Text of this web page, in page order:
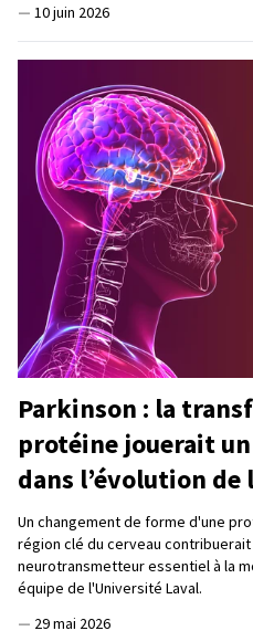
— 10 juin 2026
Parkinson : la
protéine jouerait
dans l’évolution de
Un changement de forme d'une
région clé du cerveau
neurotransmetteur essentiel à la
équipe de l'Université Laval.
— 29 mai 2026